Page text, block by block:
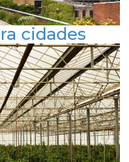
INSTAGRAM LINKEDIN
cidades
da
SUSTENTABILIDADE